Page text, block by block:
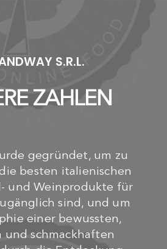
S.R.L.
ZAHLEN
gegründet, um zu
besten italienischen
und Weinprodukte für
sind, und um
einer bewussten,
und schmackhaften